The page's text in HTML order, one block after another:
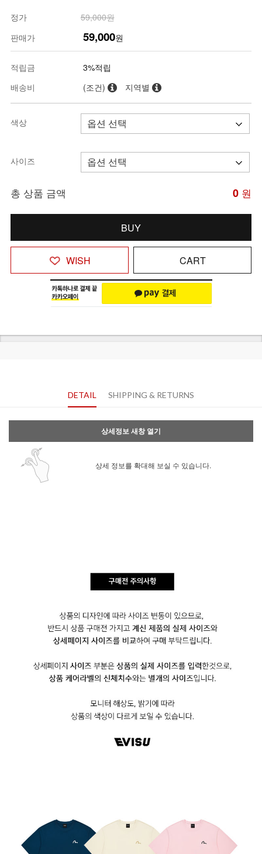
정가
59,000원
판매가
59,000원
적립금
3%적립
배송비
(조건) 지역별
색상
사이즈
총 상품 금액 0 원
BUY
WISH CART
DETAIL SHIPPING & RETURNS
상세정보 새창 열기
상세 정보를 확대해 보실 수 있습니다.